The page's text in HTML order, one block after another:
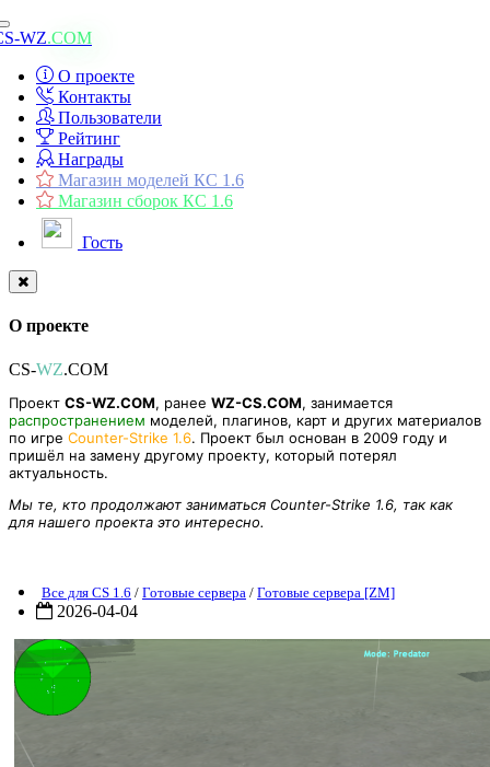
Toggle
navigation
WZ.COM
О проекте
Контакты
Пользователи
Рейтинг
Награды
Магазин моделей КС 1.6
Магазин сборок КС 1.6
Гость
О проекте
CS-WZ.COM
Проект CS-WZ.COM, ранее WZ-CS.COM, занимается
распространением моделей, плагинов, карт и других материалов
по игре Counter-Strike 1.6. Проект был основан в 2009 году и
пришёл на замену другому проекту, который потерял
актуальность.
Мы те, кто продолжают заниматься Counter-Strike 1.6, так как
для нашего проекта это интересно.
Все для CS 1.6 / Готовые сервера / Готовые сервера [ZM]
2026-04-04